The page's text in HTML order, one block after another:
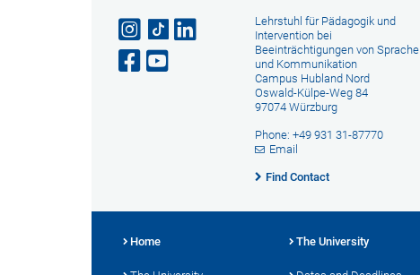
Lehrstuhl für Pädagogik und
Intervention bei
Beeinträchtigungen von Sprache
und Kommunikation
Campus Hubland Nord
Oswald-Külpe-Weg 84
97074 Würzburg
Phone: +49 931 31-87770
Email
Find Contact
Home The University